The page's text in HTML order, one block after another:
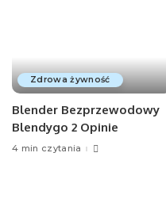
Zdrowa żywność
Blender Bezprzewodowy
Blendygo 2 Opinie
4 min czytania